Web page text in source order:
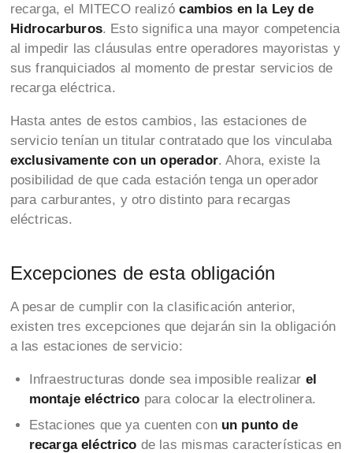
recarga, el MITECO realizócambios en la Ley de
Hidrocarburos. Esto significa una mayor competencia
al impedir las cláusulas entre operadores mayoristas y
sus franquiciados al momento de prestar servicios de
recarga eléctrica.
Hasta antes de estos cambios, las estaciones de
servicio tenían un titular contratado que los vinculaba
exclusivamente con un operador. Ahora, existe la
posibilidad de que cada estación tenga un operador
para carburantes, y otro distinto para recargas
eléctricas.
Excepciones de esta obligación
A pesar de cumplir con la clasificación anterior,
existen tres excepciones que dejarán sin la obligación
a las estaciones de servicio:
Infraestructuras donde sea imposible realizar el
montaje eléctrico para colocar la electrolinera.
Estaciones que ya cuenten con un punto de
recarga eléctrico de las mismas características en